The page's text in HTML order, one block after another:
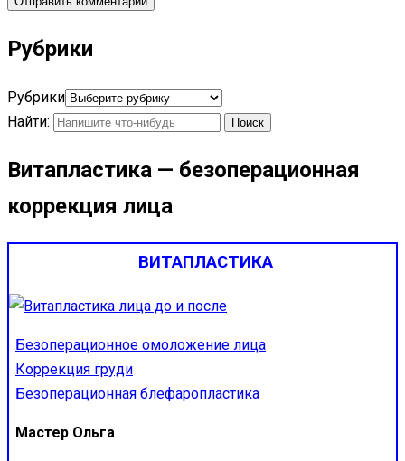
Рубрики
Рубрики
Найти:
Витапластика — безоперационная
коррекция лица
ВИТАПЛАСТИКА
Безоперационное омоложение лица
Коррекция груди
Безоперационная блефаропластика
Мастер Ольга